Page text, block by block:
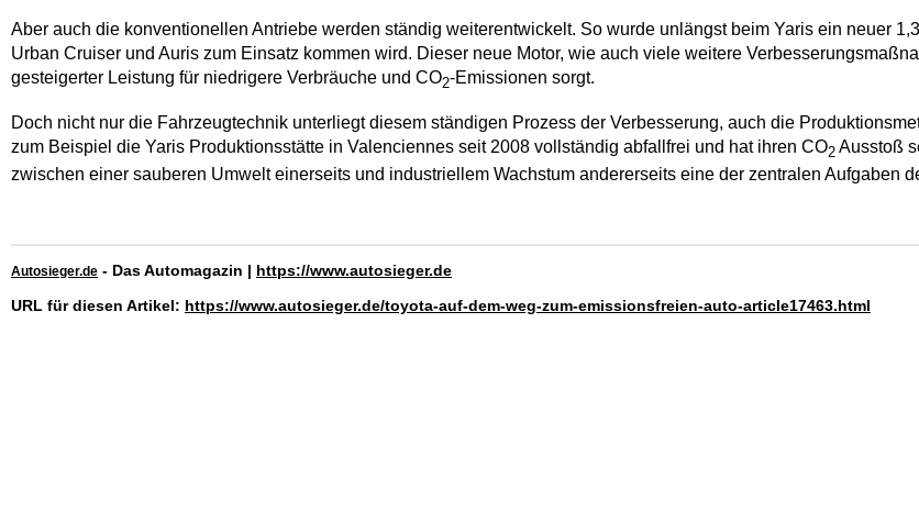
Aber auch die konventionellen Antriebe werden ständig weiterentwickelt. So wurde unlängst beim Yaris ein neuer
Urban Cruiser und Auris zum Einsatz kommen wird. Dieser neue Motor, wie auch viele weitere
gesteigerter Leistung für niedrigere Verbräuche und CO2-Emissionen sorgt.
Doch nicht nur die Fahrzeugtechnik unterliegt diesem ständigen Prozess der Verbesserung, auch die
zum Beispiel die Yaris Produktionsstätte in Valenciennes seit 2008 vollständig abfallfrei und hat ihren CO2 Ausstoß
zwischen einer sauberen Umwelt einerseits und industriellem Wachstum andererseits eine der zentralen Aufgaben
Autosieger.de - Das Automagazin | https://www.autosieger.de
URL für diesen Artikel: https://www.autosieger.de/toyota-auf-dem-weg-zum-emissionsfreien-auto-article17463.html